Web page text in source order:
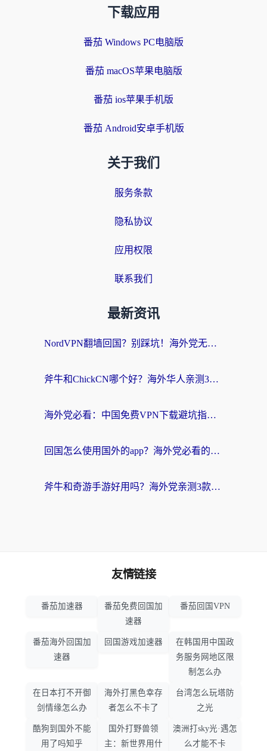
下载应用
番茄 Windows PC电脑版
番茄 macOS苹果电脑版
番茄 ios苹果手机版
番茄 Android安卓手机版
关于我们
服务条款
隐私协议
应用权限
联系我们
最新资讯
NordVPN翻墙回国？别踩坑！海外党无缝访问国内资源的真实指南
斧牛和ChickCN哪个好？海外华人亲测3款回国加速器+免费试用攻略
海外党必看：中国免费VPN下载避坑指南 + 无缝访问国内资源的终极方案
回国怎么使用国外的app？海外党必看的无缝访问国内资源全攻略
斧牛和奇游手游好用吗？海外党亲测3款回国加速器，选对才能无缝刷国内资源
友情链接
番茄加速器
番茄免费回国加
速器
番茄回国VPN
番茄海外回国加
速器
回国游戏加速器
在韩国用中国政
务服务网地区限
制怎么办
在日本打不开御
剑情缘怎么办
海外打黑色幸存
者怎么不卡了
台湾怎么玩塔防
之光
酷狗到国外不能
用了吗知乎
国外打野兽领
主：新世界用什
澳洲打sky光·遇怎
么才能不卡